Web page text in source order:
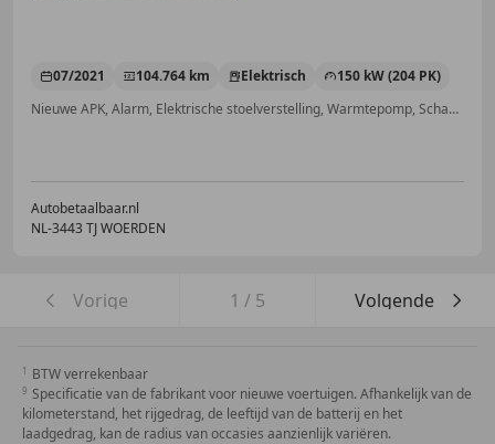
07/2021 104.764 km Elektrisch
150 kW (204 PK)
Nieuwe APK, Alarm, Elektrische stoelverstelling, Warmtepomp, Schakelflippers, Garantie, Airbag bestuurder, Stoelventilatie
Autobetaalbaar.nl
NL-3443 TJ WOERDEN
Vorige 1 / 5 Volgende
BTW verrekenbaar
Specificatie van de fabrikant voor nieuwe voertuigen. Afhankelijk van de
kilometerstand, het rijgedrag, de leeftijd van de batterij en het
laadgedrag, kan de radius van occasies aanzienlijk variëren.